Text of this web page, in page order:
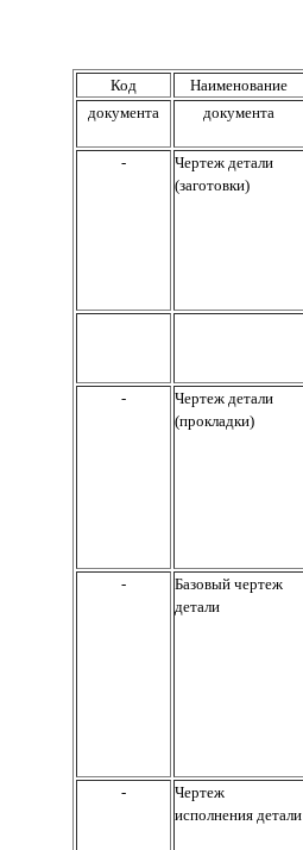
Код Наименование
документа
документа
-
Чертеж детали
(заготовки)
-
Чертеж детали
(прокладки)
-
Базовый чертеж
детали
-
Чертеж
исполнения детали